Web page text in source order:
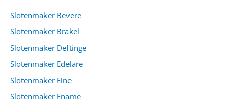
Slotenmaker Bevere
Slotenmaker Brakel
Slotenmaker Deftinge
Slotenmaker Edelare
Slotenmaker Eine
Slotenmaker Ename